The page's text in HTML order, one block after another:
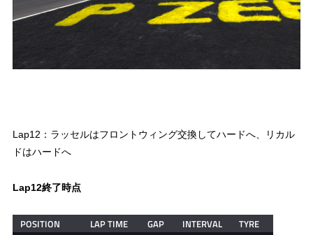
Lap12：ラッセルはフロントウィング交換してハードへ、リカル
ドはハードへ
Lap12終了時点